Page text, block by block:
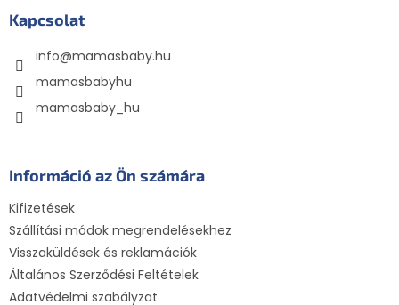
Kapcsolat
info@mamasbaby.hu
mamasbabyhu
mamasbaby_hu
Információ az Ön számára
Kifizetések
Szállítási módok megrendelésekhez
Visszaküldések és reklamációk
Általános Szerződési Feltételek
Adatvédelmi szabályzat